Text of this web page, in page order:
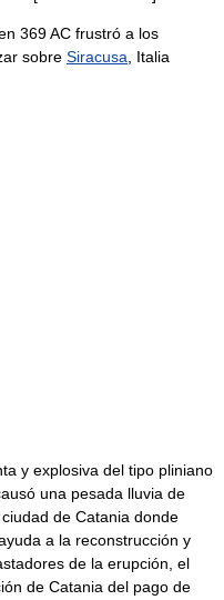
369 AC frustró a los
sobre Siracusa , Italia
y explosiva del tipo pliniano
una pesada lluvia de
de Catania donde
a la reconstrucción y
de la erupción, el
de Catania del pago de